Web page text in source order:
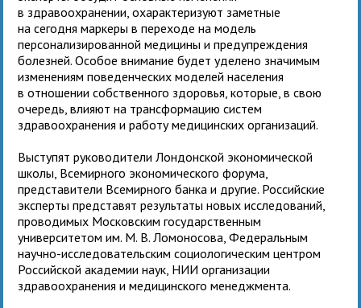
в здравоохранении, охарактеризуют заметные
на сегодня маркеры в переходе на модель
персонализированной медицины и предупреждения
болезней. Особое внимание будет уделено значимым
изменениям поведенческих моделей населения
в отношении собственного здоровья, которые, в свою
очередь, влияют на трансформацию систем
здравоохранения и работу медицинских организаций.
Выступят руководители Лондонской экономической
школы, Всемирного экономического форума,
представители Всемирного банка и другие. Российские
эксперты представят результаты новых исследований,
проводимых Московским государственным
университетом им. М. В. Ломоносова, Федеральным
научно-исследовательским социологическим центром
Российской академии наук, НИИ организации
здравоохранения и медицинского менеджмента.